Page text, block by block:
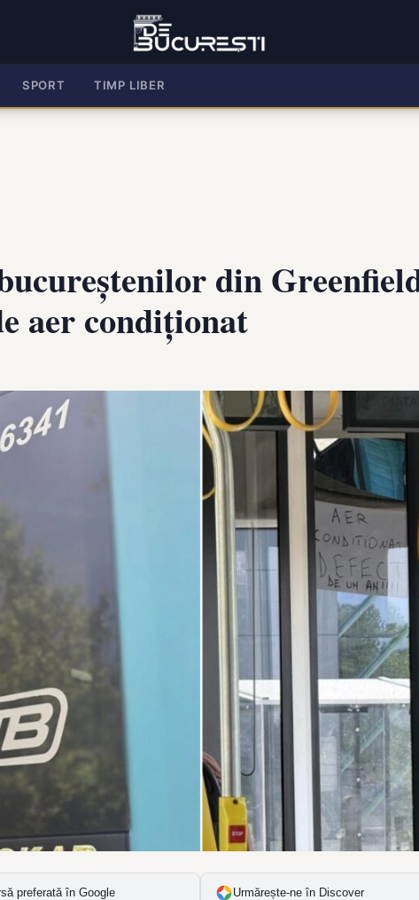
SPORT TIMP LIBER
din
aer condiționat
preferată în Google Urmărește-ne în Discover